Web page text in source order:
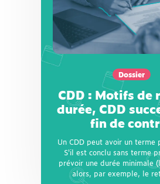
Dossier
CDD : Motifs de
durée, CDD
fin de
Un CDD peut avoir un terme
S'il est conclu sans terme
prévoir une durée minimale
alors, par exemple, le
CDD : Motifs de
durée, CDD
fin de
Un CDD peut avoir un terme
S'il est conclu sans terme
prévoir une durée minimale
alors, par exemple, le
remplacé). Seul le CDD à
renouvelable sous conditions.
cas, un délai de carence doit
être respecté entre deux CDD
vous explique